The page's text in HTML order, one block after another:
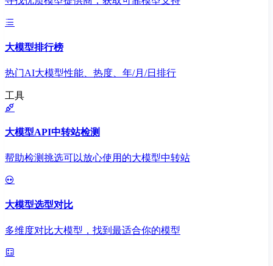
大模型排行榜
热门AI大模型性能、热度、年/月/日排行
工具
大模型API中转站检测
帮助检测挑选可以放心使用的大模型中转站
大模型选型对比
多维度对比大模型，找到最适合你的模型